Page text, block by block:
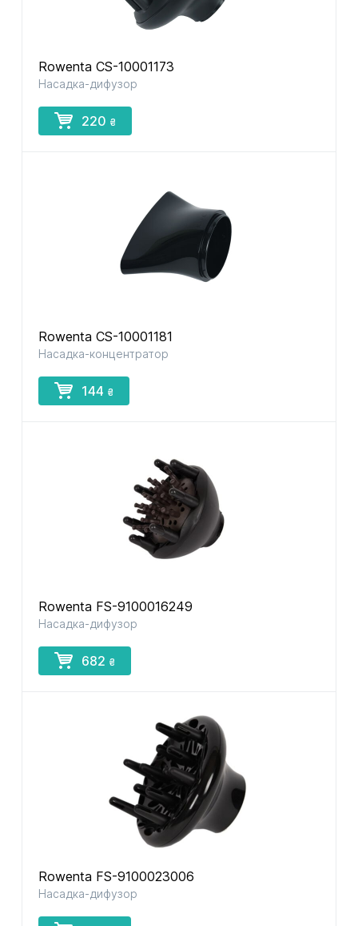
Rowenta CS-10001173
Насадка-дифузор
220 ₴
Rowenta CS-10001181
Насадка-концентратор
144 ₴
Rowenta FS-9100016249
Насадка-дифузор
682 ₴
Rowenta FS-9100023006
Насадка-дифузор